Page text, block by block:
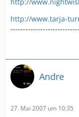
http://www.tarja-
Andre
27. Mai 2007 um 10:35